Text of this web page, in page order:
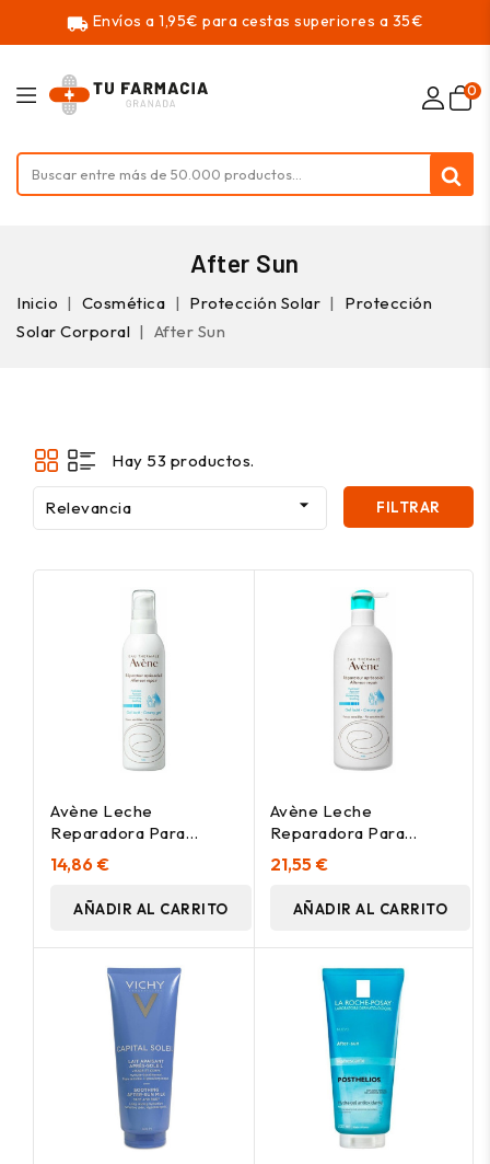
local_shipping Envíos a 1,95€ para cestas superiores a 35€
0
After Sun
Inicio Cosmética Protección Solar
Protección
Solar Corporal
After Sun
Hay 53 productos.
Relevancia  FILTRAR
Avène Leche
Reparadora Para
Después Del Sol, 200
Ml
14,86 €
AÑADIR AL CARRITO
Avène Leche
Reparadora Para
Después Del Sol, 400
Ml
21,55 €
AÑADIR AL CARRITO